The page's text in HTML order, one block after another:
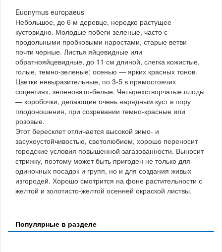
Euonymus europaeus
Небольшое, до 6 м деревце, нередко растущее
кустовидно. Молодые побеги зеленые, часто с
продольными пробковыми наростами, старые ветви
почти черные. Листья яйцевидные или
обратнояйцевидные, до 11 см длиной, слегка кожистые,
голые, темно-зеленые; осенью — ярких красных тонов.
Цветки невыразительные, по 3-5 в прямостоячих
соцветиях, зеленовато-белые. Четырехстворчатые плоды
— коробочки, делающие очень нарядным куст в пору
плодоношения, при созревании темно-красные или
розовые.
Этот бересклет отличается высокой зимо- и
засухоустойчивостью, светолюбием, хорошо переносит
городские условия повышенной загазованности. Выносит
стрижку, поэтому может быть пригоден не только для
одиночных посадок и групп, но и для создания живых
изгородей. Хорошо смотрится на фоне растительности с
желтой и золотисто-желтой осенней окраской листвы.
Популярные в разделе